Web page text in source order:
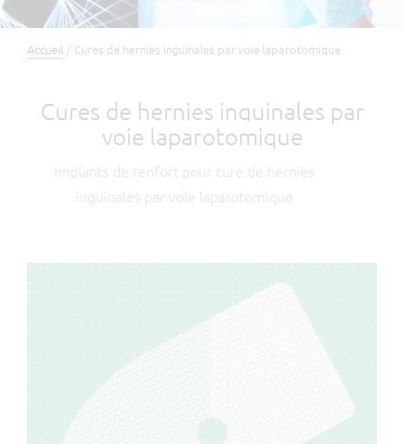
Accueil Cures de hernies inguinales par voie laparotomique
Cures de hernies inguinales par
voie laparotomique
Implants de renfort pour cure de hernies
inguinales par voie laparotomique